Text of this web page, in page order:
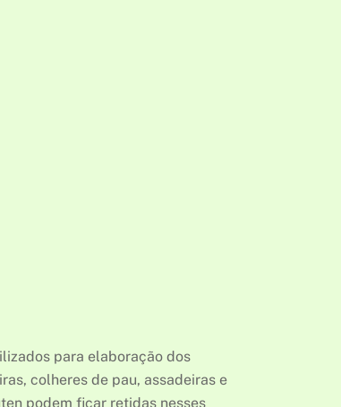
para elaboração dos
colheres de pau, assadeiras e
podem ficar retidas nesses